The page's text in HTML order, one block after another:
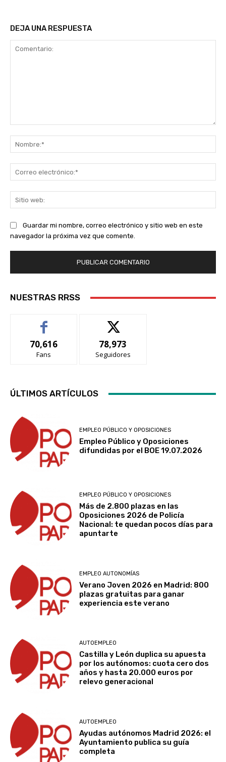
DEJA UNA RESPUESTA
Guardar mi nombre, correo electrónico y sitio web en este
navegador la próxima vez que comente.
NUESTRAS RRSS
70,616
Fans
78,973
Seguidores
ÚLTIMOS ARTÍCULOS
EMPLEO PÚBLICO Y OPOSICIONES
Empleo Público y Oposiciones
difundidas por el BOE 19.07.2026
EMPLEO PÚBLICO Y OPOSICIONES
Más de 2.800 plazas en las
Oposiciones 2026 de Policía
Nacional: te quedan pocos días para
apuntarte
EMPLEO AUTONOMÍAS
Verano Joven 2026 en Madrid: 800
plazas gratuitas para ganar
experiencia este verano
AUTOEMPLEO
Castilla y León duplica su apuesta
por los autónomos: cuota cero dos
años y hasta 20.000 euros por
relevo generacional
AUTOEMPLEO
Ayudas autónomos Madrid 2026: el
Ayuntamiento publica su guía
completa